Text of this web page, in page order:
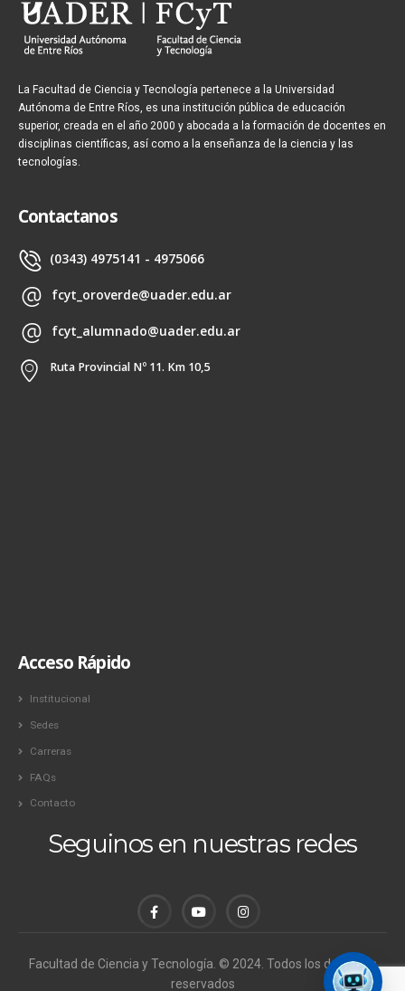
La Facultad de Ciencia y Tecnología pertenece a la Universidad
Autónoma de Entre Ríos, es una institución pública de educación
superior, creada en el año 2000 y abocada a la formación de docentes en
disciplinas científicas, así como a la enseñanza de la ciencia y las
tecnologías.
Contactanos
(0343) 4975141 - 4975066
fcyt_oroverde@uader.edu.ar
fcyt_alumnado@uader.edu.ar
Ruta Provincial Nº 11. Km 10,5
Acceso Rápido
Institucional
Sedes
Carreras
FAQs
Contacto
Seguinos en nuestras redes
Facultad de Ciencia y Tecnología. © 2024. Todos los derechos
reservados